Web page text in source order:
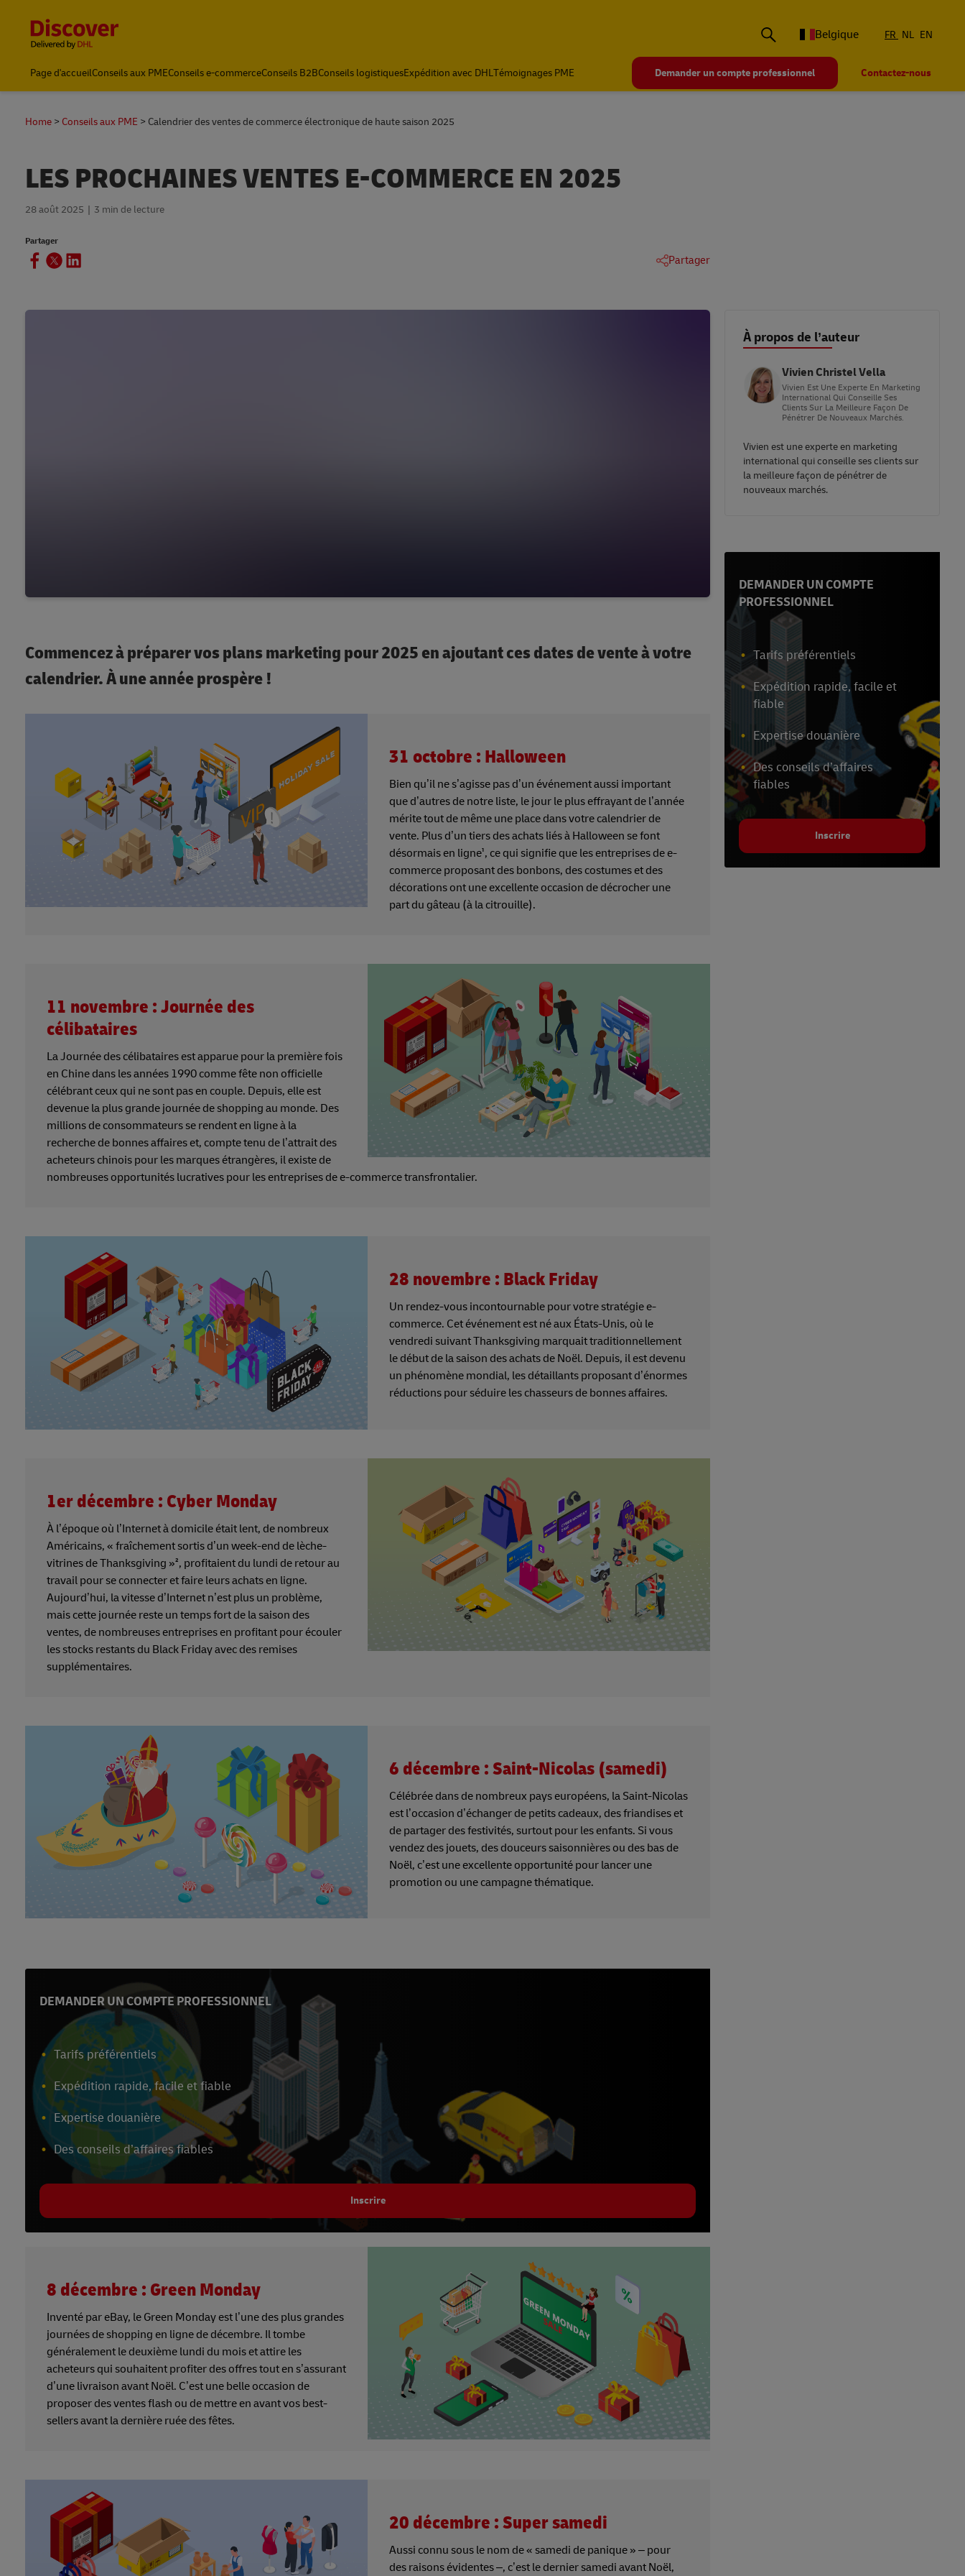
Belgique
FR NL EN
Page d'accueilConseils aux PMEConseils e-commerceConseils B2BConseils logistiquesExpédition avec DHLTémoignages PME Demander un compte professionnel Contactez-nous
Home Conseils aux PME Calendrier des ventes de commerce électronique de haute saison 2025
LES PROCHAINES VENTES E-COMMERCE EN 2025
28 août 2025 3 min de lecture
Partager
Partager
Commencez à préparer vos plans marketing pour 2025 en ajoutant ces dates de vente à votre
calendrier. À une année prospère !
31 octobre : Halloween
Bien qu’il ne s’agisse pas d’un événement aussi important
que d’autres de notre liste, le jour le plus effrayant de l’année
mérite tout de même une place dans votre calendrier de
vente. Plus d’un tiers des achats liés à Halloween se font
désormais en ligne¹, ce qui signifie que les entreprises de e-
commerce proposant des bonbons, des costumes et des
décorations ont une excellente occasion de décrocher une
part du gâteau (à la citrouille).
11 novembre : Journée des
célibataires
La Journée des célibataires est apparue pour la première fois
en Chine dans les années 1990 comme fête non officielle
célébrant ceux qui ne sont pas en couple. Depuis, elle est
devenue la plus grande journée de shopping au monde. Des
millions de consommateurs se rendent en ligne à la
recherche de bonnes affaires et, compte tenu de l’attrait des
acheteurs chinois pour les marques étrangères, il existe de
nombreuses opportunités lucratives pour les entreprises de e-commerce transfrontalier.
28 novembre : Black Friday
Un rendez-vous incontournable pour votre stratégie e-
commerce. Cet événement est né aux États-Unis, où le
vendredi suivant Thanksgiving marquait traditionnellement
le début de la saison des achats de Noël. Depuis, il est devenu
un phénomène mondial, les détaillants proposant d’énormes
réductions pour séduire les chasseurs de bonnes affaires.
1er décembre : Cyber Monday
À l’époque où l’Internet à domicile était lent, de nombreux
Américains, « fraîchement sortis d’un week-end de lèche-
vitrines de Thanksgiving »², profitaient du lundi de retour au
travail pour se connecter et faire leurs achats en ligne.
Aujourd’hui, la vitesse d’Internet n’est plus un problème,
mais cette journée reste un temps fort de la saison des
ventes, de nombreuses entreprises en profitant pour écouler
les stocks restants du Black Friday avec des remises
supplémentaires.
6 décembre : Saint-Nicolas (samedi)
Célébrée dans de nombreux pays européens, la Saint-Nicolas
est l’occasion d’échanger de petits cadeaux, des friandises et
de partager des festivités, surtout pour les enfants. Si vous
vendez des jouets, des douceurs saisonnières ou des bas de
Noël, c’est une excellente opportunité pour lancer une
promotion ou une campagne thématique.
DEMANDER UN COMPTE PROFESSIONNEL
Tarifs préférentiels
Expédition rapide, facile et fiable
Expertise douanière
Des conseils d’affaires fiables
Inscrire
8 décembre : Green Monday
Inventé par eBay, le Green Monday est l’une des plus grandes
journées de shopping en ligne de décembre. Il tombe
généralement le deuxième lundi du mois et attire les
acheteurs qui souhaitent profiter des offres tout en s’assurant
d’une livraison avant Noël. C’est une belle occasion de
proposer des ventes flash ou de mettre en avant vos best-
sellers avant la dernière ruée des fêtes.
20 décembre : Super samedi
Aussi connu sous le nom de « samedi de panique » – pour
des raisons évidentes –, c’est le dernier samedi avant Noël,
À propos de l’auteur
Vivien Christel Vella
Vivien Est Une Experte En Marketing
International Qui Conseille Ses
Clients Sur La Meilleure Façon De
Pénétrer De Nouveaux Marchés.
Vivien est une experte en marketing
international qui conseille ses clients sur
la meilleure façon de pénétrer de
nouveaux marchés.
DEMANDER UN COMPTE
PROFESSIONNEL
Tarifs préférentiels
Expédition rapide, facile et
fiable
Expertise douanière
Des conseils d’affaires
fiables
Inscrire